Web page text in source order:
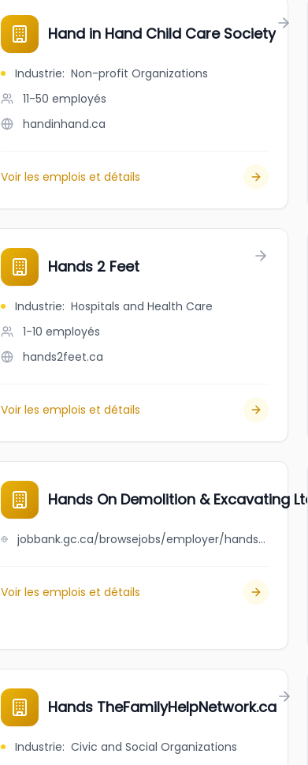
Hand in Hand Child Care Society
Industrie: Non-profit Organizations
11-50 employés
handinhand.ca
Voir les emplois et détails
Hands 2 Feet
Industrie: Hospitals and Health Care
1-10 employés
hands2feet.ca
Voir les emplois et détails
Hands On Demolition & Excavating Ltd.
jobbank.gc.ca/browsejobs/employer/hands+on+demolition+%26+excavating+ltd./ca
Voir les emplois et détails
Hands TheFamilyHelpNetwork.ca
Industrie: Civic and Social Organizations